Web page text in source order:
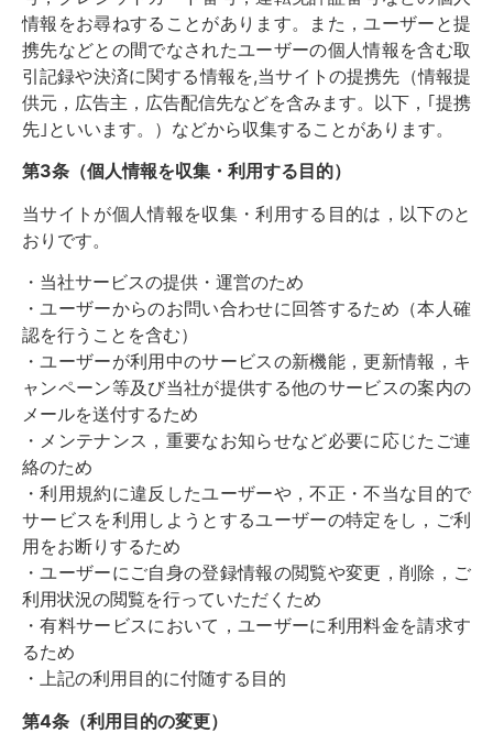
情報をお尋ねすることがあります。また，ユーザーと提
携先などとの間でなされたユーザーの個人情報を含む取
引記録や決済に関する情報を,当サイトの提携先（情報提
供元，広告主，広告配信先などを含みます。以下，｢提携
先｣といいます。）などから収集することがあります。
第3条（個人情報を収集・利用する目的）
当サイトが個人情報を収集・利用する目的は，以下のと
おりです。
・当社サービスの提供・運営のため
・ユーザーからのお問い合わせに回答するため（本人確
認を行うことを含む）
・ユーザーが利用中のサービスの新機能，更新情報，キ
ャンペーン等及び当社が提供する他のサービスの案内の
メールを送付するため
・メンテナンス，重要なお知らせなど必要に応じたご連
絡のため
・利用規約に違反したユーザーや，不正・不当な目的で
サービスを利用しようとするユーザーの特定をし，ご利
用をお断りするため
・ユーザーにご自身の登録情報の閲覧や変更，削除，ご
利用状況の閲覧を行っていただくため
・有料サービスにおいて，ユーザーに利用料金を請求す
るため
・上記の利用目的に付随する目的
第4条（利用目的の変更）